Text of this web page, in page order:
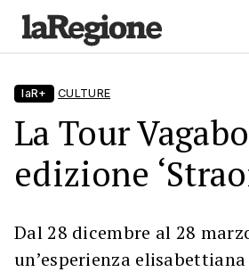
laR+ CULTURE
La Tour
edizione
Dal 28 dicembre al 28
un’esperienza